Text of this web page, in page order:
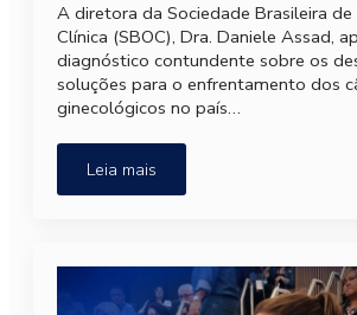
A diretora da Sociedade Brasileira
Clínica (SBOC), Dra. Daniele Assad,
diagnóstico contundente sobre os
soluções para o enfrentamento dos
ginecológicos no país…
Leia mais